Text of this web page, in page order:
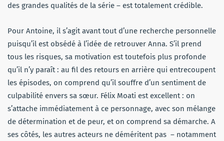
des grandes qualités de la série – est totalement crédible.
Pour Antoine, il s’agit avant tout d’une recherche personnelle
puisqu’il est obsédé à l’idée de retrouver Anna. S’il prend
tous les risques, sa motivation est toutefois plus profonde
qu’il n’y paraît : au fil des retours en arrière qui entrecoupent
les épisodes, on comprend qu’il souffre d’un sentiment de
culpabilité envers sa sœur. Félix Moati est excellent : on
s’attache immédiatement à ce personnage, avec son mélange
de détermination et de peur, et on comprend sa démarche. A
ses côtés, les autres acteurs ne déméritent pas – notamment